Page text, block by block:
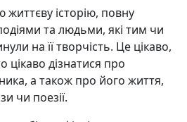
історію, повну
та людьми, які тим чи
на її творчість. Це цікаво,
дізнатися про
а також про його життя,
чи поезії.